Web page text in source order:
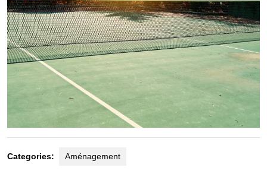
Categories: Aménagement